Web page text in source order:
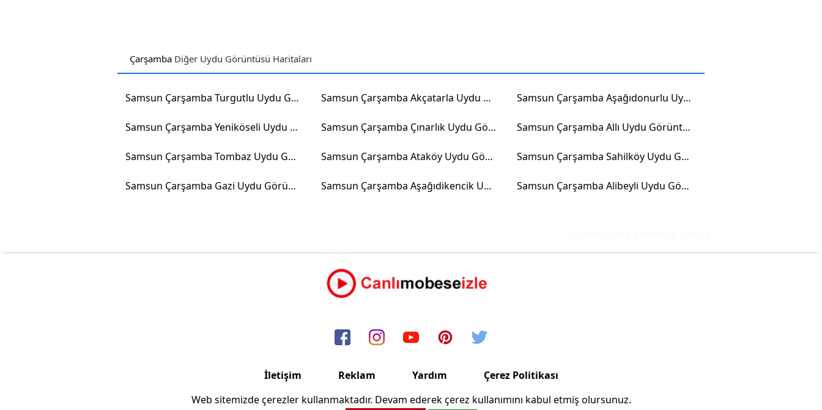
Çarşamba Diğer Uydu Görüntüsü Haritaları
Samsun Çarşamba Turgutlu Uydu Görüntüsü Samsun Çarşamba Akçatarla Uydu Görüntüsü Samsun Çarşamba Aşağıdonurlu Uydu Görüntüsü
Samsun Çarşamba Yeniköseli Uydu Görüntüsü Samsun Çarşamba Çınarlık Uydu Görüntüsü Samsun Çarşamba Allı Uydu Görüntüsü
Samsun Çarşamba Tombaz Uydu Görüntüsü Samsun Çarşamba Ataköy Uydu Görüntüsü Samsun Çarşamba Sahilköy Uydu Görüntüsü
Samsun Çarşamba Gazi Uydu Görüntüsü Samsun Çarşamba Aşağıdikencik Uydu Görüntüsü Samsun Çarşamba Alibeyli Uydu Görüntüsü
İletişim Reklam Yardım Çerez Politikası
Web sitemizde çerezler kullanmaktadır. Devam ederek çerez kullanımını kabul etmiş olursunuz.